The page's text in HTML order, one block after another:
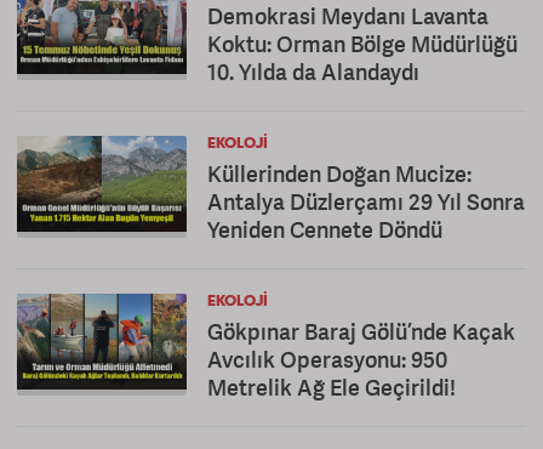
Demokrasi Meydanı Lavanta
Koktu: Orman Bölge Müdürlüğü
10. Yılda da Alandaydı
EKOLOJI
Küllerinden Doğan Mucize:
Antalya Düzlerçamı 29 Yıl Sonra
Yeniden Cennete Döndü
EKOLOJI
Gökpınar Baraj Gölü’nde Kaçak
Avcılık Operasyonu: 950
Metrelik Ağ Ele Geçirildi!